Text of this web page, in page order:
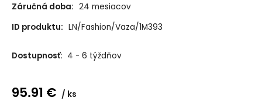
Záručná doba: 24 mesiacov
ID produktu: LN/Fashion/Vaza/1M393
Dostupnosť: 4 - 6 týždňov
95.91 € ks